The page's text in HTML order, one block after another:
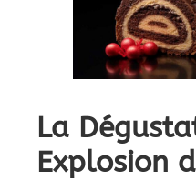
La
Explosion